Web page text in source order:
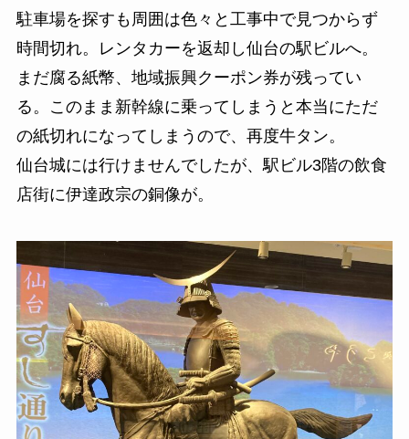
駐車場を探すも周囲は色々と工事中で見つからず
時間切れ。レンタカーを返却し仙台の駅ビルへ。
まだ腐る紙幣、地域振興クーポン券が残ってい
る。このまま新幹線に乗ってしまうと本当にただ
の紙切れになってしまうので、再度牛タン。
仙台城には行けませんでしたが、駅ビル3階の飲食
店街に伊達政宗の銅像が。